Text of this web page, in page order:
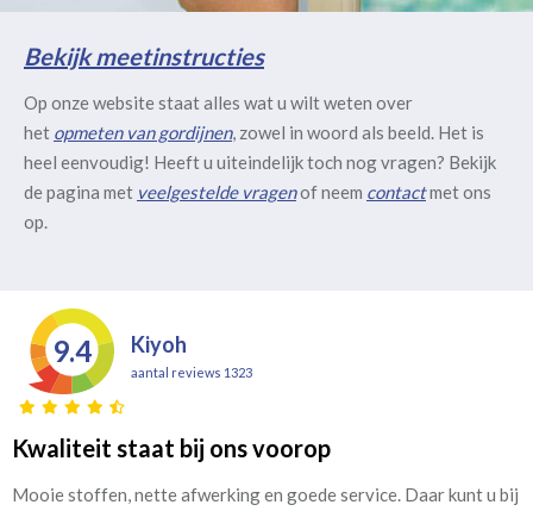
Bekijk meetinstructies
Op onze website staat alles wat u wilt weten over
het opmeten van gordijnen, zowel in woord als beeld. Het is
heel eenvoudig! Heeft u uiteindelijk toch nog vragen? Bekijk
de pagina met veelgestelde vragenof neem contactmet ons
op.
9.4 Kiyoh
aantal reviews 1323
Kwaliteit staat bij ons voorop
Mooie stoffen, nette afwerking en goede service. Daar kunt u bij